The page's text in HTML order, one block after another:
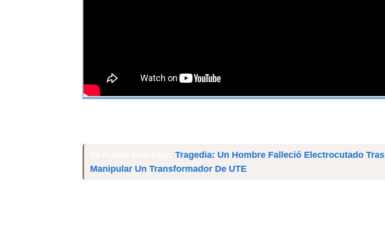
Tragedia: Un Hombre Falleció Electrocutado Tras
Manipular Un Transformador De UTE